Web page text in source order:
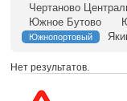
Чертаново
Южное Бутово
Южнопортовый
Нет результатов.